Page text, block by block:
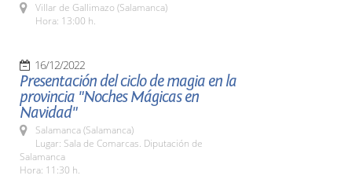
Villar de Gallimazo (Salamanca)
Hora: 13:00 h.
16/12/2022
Presentación del ciclo de magia en la
provincia "Noches Mágicas en
Navidad"
Salamanca (Salamanca)
Lugar: Sala de Comarcas. Diputación de
Salamanca
Hora: 11:30 h.